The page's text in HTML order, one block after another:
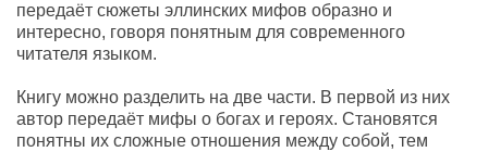
передаёт сюжеты эллинских мифов образно и
интересно, говоря понятным для современного
читателя языком.
Книгу можно разделить на две части. В первой из них
автор передаёт мифы о богах и героях. Становятся
понятны их сложные отношения между собой, тем